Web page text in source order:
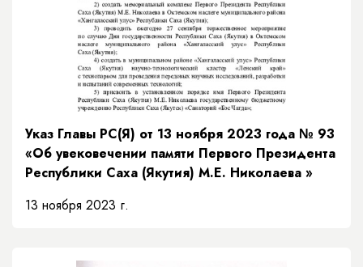
Указ Главы РС(Я) от 13 ноября 2023 года № 93
«Об увековечении памяти Первого Президента
Республики Саха (Якутия) М.Е. Николаева »
13 ноября 2023 г.